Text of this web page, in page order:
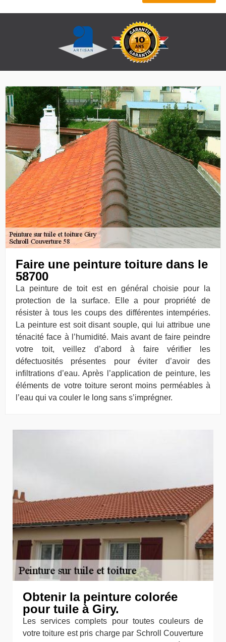
Faire une peinture toiture dans le
58700
La peinture de toit est en général choisie pour la
protection de la surface. Elle a pour propriété de
résister à tous les coups des différentes intempéries.
La peinture est soit disant souple, qui lui attribue une
ténacité face à l’humidité. Mais avant de faire peindre
votre toit, veillez d’abord à faire vérifier les
défectuosités présentes pour éviter d’avoir des
infiltrations d’eau. Après l’application de peinture, les
éléments de votre toiture seront moins perméables à
l’eau qui va couler le long sans s’imprégner.
Obtenir la peinture colorée
pour tuile à Giry.
Les services complets pour toutes couleurs de
votre toiture est pris charge par Schroll Couverture